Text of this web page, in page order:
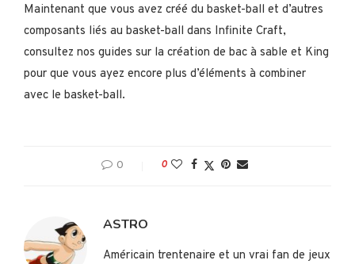
Maintenant que vous avez créé du basket-ball et d’autres
composants liés au basket-ball dans Infinite Craft,
consultez nos guides sur la création de bac à sable et King
pour que vous ayez encore plus d’éléments à combiner
avec le basket-ball.
0 0
ASTRO
Américain trentenaire et un vrai fan de jeux